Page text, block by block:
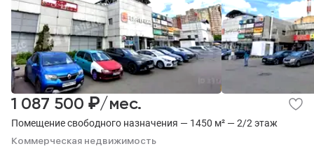
Помещение свободного назначения — 1450 м² — 2/2 этаж
Коммерческая недвижимость
1 087 500 ₽/мес.